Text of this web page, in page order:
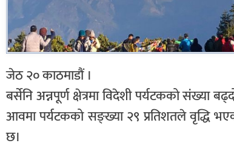
जेठ २० काठमाडौं ।
बर्सेनि अन्नपूर्ण क्षेत्रमा विदेशी पर्यटकको संख्या
आवमा पर्यटकको सङ्ख्या २९ प्रतिशतले वृद्धि
छ।